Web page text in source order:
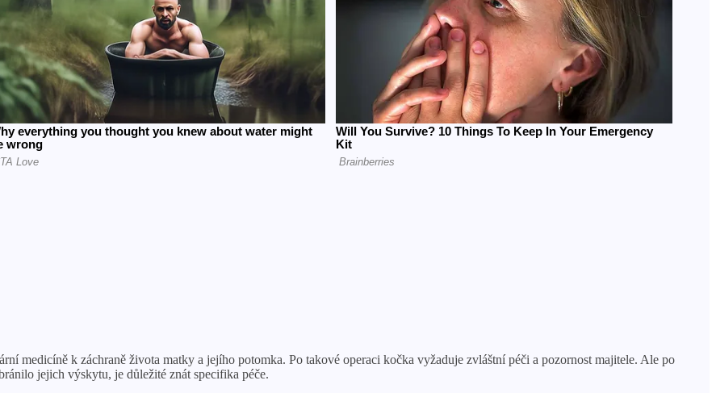
medicíně k záchraně života matky a jejího potomka. Po takové operaci kočka vyžaduje zvláštní péči a pozornost majitele. Ale po
jejich výskytu, je důležité znát specifika péče.